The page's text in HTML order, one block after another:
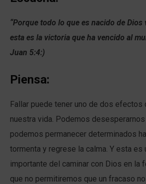
“Porque todo lo que es nacido de Dios
esta es la victoria que ha vencido al
Juan 5:4:)
Piensa:
Fallar puede tener uno de dos efectos
nuestra vida. Podemos desesperarnos
podemos permanecer determinados
tormenta y regrese la calma. Y esta es
importante del caminar con Dios en la
que no permitiremos que un fracaso